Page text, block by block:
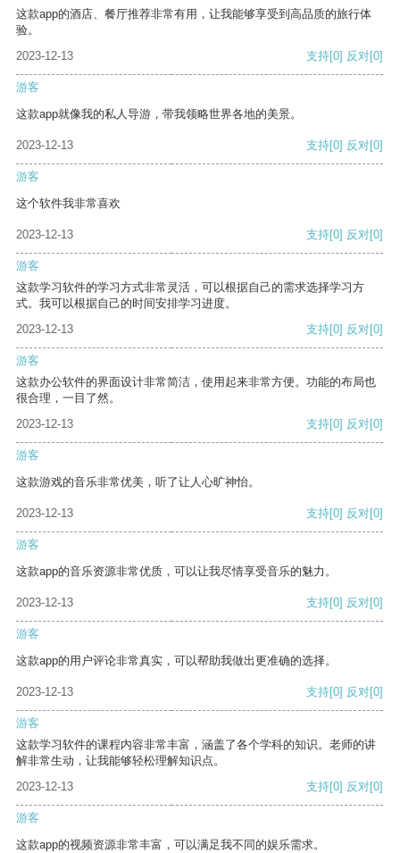
这款app的酒店、餐厅推荐非常有用，让我能够享受到高品质的旅行体
验。
2023-12-13
支持[0] 反对[0]
游客
这款app就像我的私人导游，带我领略世界各地的美景。
2023-12-13 支持[0] 反对[0]
游客
这个软件我非常喜欢
2023-12-13 支持[0] 反对[0]
游客
这款学习软件的学习方式非常灵活，可以根据自己的需求选择学习方
式。我可以根据自己的时间安排学习进度。
2023-12-13
支持[0] 反对[0]
游客
这款办公软件的界面设计非常简洁，使用起来非常方便。功能的布局也
很合理，一目了然。
2023-12-13
支持[0] 反对[0]
游客
这款游戏的音乐非常优美，听了让人心旷神怡。
2023-12-13 支持[0] 反对[0]
游客
这款app的音乐资源非常优质，可以让我尽情享受音乐的魅力。
2023-12-13 支持[0] 反对[0]
游客
这款app的用户评论非常真实，可以帮助我做出更准确的选择。
2023-12-13 支持[0] 反对[0]
游客
这款学习软件的课程内容非常丰富，涵盖了各个学科的知识。老师的讲
解非常生动，让我能够轻松理解知识点。
2023-12-13
支持[0] 反对[0]
游客
这款app的视频资源非常丰富，可以满足我不同的娱乐需求。